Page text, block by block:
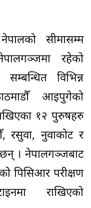
सीमासम्म
रहेको
सम्बन्धित विभिन्न
आइपुगेको
१२ पुरुषहरु
रसुवा, नुवाकोट र
। नेपालगञ्जबाट
पिसिआर परीक्षण
राखिएको